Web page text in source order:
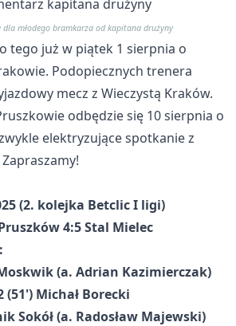
dla młodego bramkarza od kapitana drużyny
tego już w piątek 1 sierpnia o
Podopiecznych trenera
mecz z Wieczystą Kraków.
odbędzie się 10 sierpnia o
elektryzujące spotkanie z
(2. kolejka Betclic I ligi)
4:5 Stal Mielec
(a. Adrian Kazimierczak)
(51') Michał Borecki
Sokół (a. Radosław Majewski)